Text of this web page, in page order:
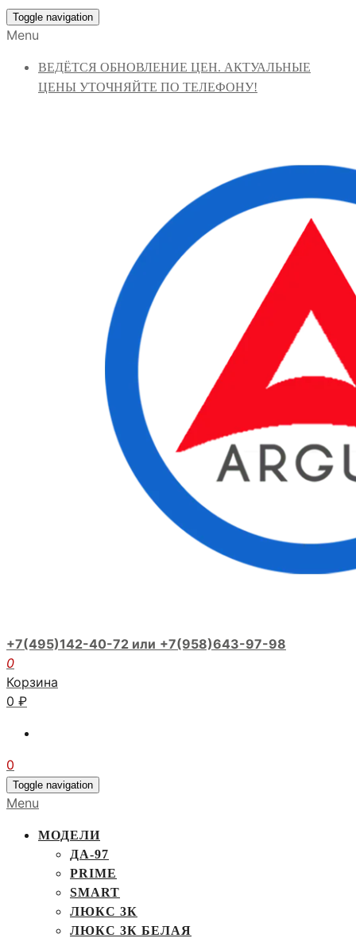
Toggle navigation
Menu
ВЕДЁТСЯ ОБНОВЛЕНИЕ ЦЕН. АКТУАЛЬНЫЕ
ЦЕНЫ УТОЧНЯЙТЕ ПО ТЕЛЕФОНУ!
+7(495)142-40-72 или +7(958)643-97-98
0
Корзина
0 ₽
0
Toggle navigation
Menu
МОДЕЛИ
ДА-97
PRIME
SMART
ЛЮКС 3К
ЛЮКС 3К БЕЛАЯ